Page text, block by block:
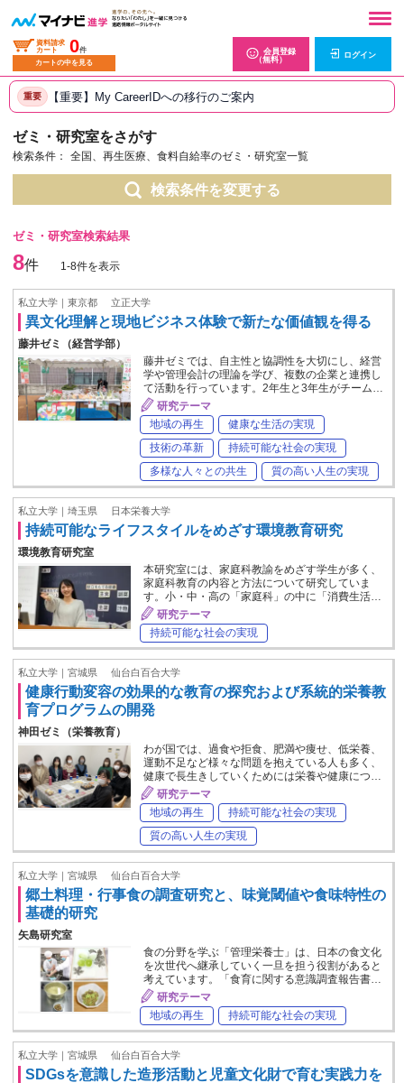
資料請求
カート
0件
カートの中を見る
会員登録
（無料）
ログイン
重要 【重要】My CareerIDへの移行のご案内
ゼミ・研究室をさがす
検索条件： 全国、再生医療、食料自給率のゼミ・研究室一覧
検索条件を変更する
ゼミ・研究室検索結果
8件 1-8件を表示
私立大学｜東京都 立正大学
異文化理解と現地ビジネス体験で新たな価値観を得る
藤井ゼミ（経営学部）
藤井ゼミでは、自主性と協調性を大切にし、経営
学や管理会計の理論を学び、複数の企業と連携し
て活動を行っています。2年生と3年生がチーム…
研究テーマ
地域の再生
健康な生活の実現
技術の革新
持続可能な社会の実現
多様な人々との共生
質の高い人生の実現
私立大学｜埼玉県 日本栄養大学
持続可能なライフスタイルをめざす環境教育研究
環境教育研究室
本研究室には、家庭科教諭をめざす学生が多く、
家庭科教育の内容と方法について研究していま
す。小・中・高の「家庭科」の中に「消費生活…
研究テーマ
持続可能な社会の実現
私立大学｜宮城県 仙台白百合大学
健康行動変容の効果的な教育の探究および系統的栄養教
育プログラムの開発
神田ゼミ（栄養教育）
わが国では、過食や拒食、肥満や痩せ、低栄養、
運動不足など様々な問題を抱えている人も多く、
健康で長生きしていくためには栄養や健康につ…
研究テーマ
地域の再生
持続可能な社会の実現
質の高い人生の実現
私立大学｜宮城県 仙台白百合大学
郷土料理・行事食の調査研究と、味覚閾値や食味特性の
基礎的研究
矢島研究室
食の分野を学ぶ「管理栄養士」は、日本の食文化
を次世代へ継承していく一旦を担う役割があると
考えています。「食育に関する意識調査報告書…
研究テーマ
地域の再生
持続可能な社会の実現
私立大学｜宮城県 仙台白百合大学
SDGsを意識した造形活動と児童文化財で育む実践力を